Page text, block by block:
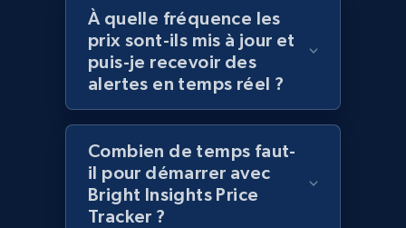
2.1K+ 353+ Commencer
Home Depot US - Gather data on products
using specified keywords
URL, Domain, Country code, Model number,
Sku, Product id, Product name, Manufacturer,
and more.
À quelle fréquence les
prix sont-ils mis à jour et
puis-je recevoir des
alertes en temps réel ?
Combien de temps faut-
il pour démarrer avec
Bright Insights Price
Tracker ?